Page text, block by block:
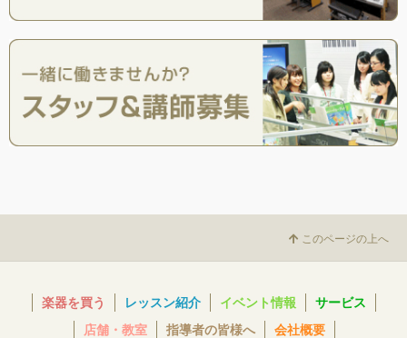
このページの上へ
楽器を買う レッスン紹介 イベント情報
サービス
店舗・教室
指導者の皆様へ 会社概要